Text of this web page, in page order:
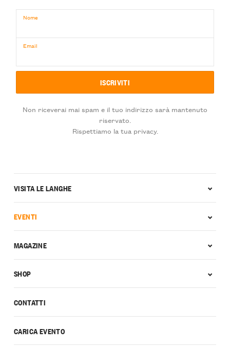
Nome
Email
Non riceverai mai spam e il tuo indirizzo sarà mantenuto
riservato.
Rispettiamo la tua privacy.
CONTATTI
CARICA EVENTO
VISITA LE LANGHE
EVENTI
MAGAZINE
SHOP